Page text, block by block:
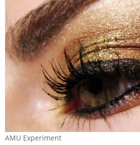
AMU Experiment